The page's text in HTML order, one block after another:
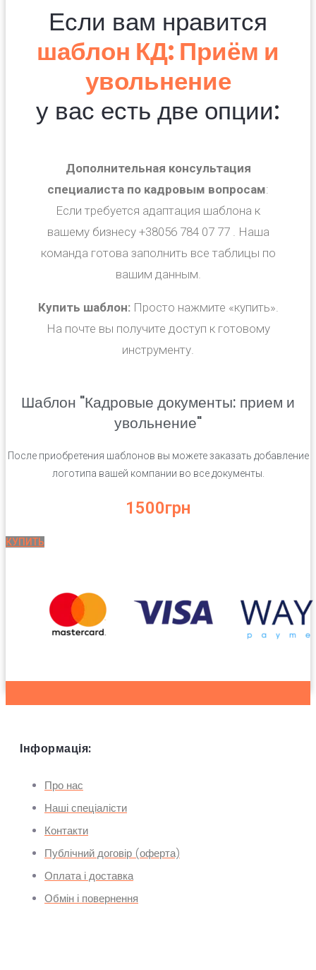
Если вам нравится
шаблон КД: Приём и
увольнение
у вас есть две опции:
Дополнительная консультация
специалиста по кадровым вопросам:
Если требуется адаптация шаблона к
вашему бизнесу +38056 784 07 77 . Наша
команда готова заполнить все таблицы по
вашим данным.
Купить шаблон:Просто нажмите «купить».
На почте вы получите доступ к готовому
инструменту.
Шаблон "Кадровые документы: прием и
увольнение"
После приобретения шаблонов вы можете заказать добавление
логотипа вашей компании во все документы.
1500грн
КУПИТЬ
Інформація:
Про нас
Наші спеціалісти
Контакти
Публічний договір (оферта)
Оплата і доставка
Обмін і повернення